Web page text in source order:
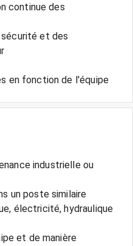
continue des
et des
en fonction de l'équipe
industrielle ou
un poste similaire
électricité, hydraulique
et de manière